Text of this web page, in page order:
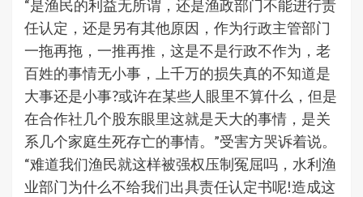
“是渔民的利益无所谓，还是渔政部门不能进行责
任认定，还是另有其他原因，作为行政主管部门
一拖再拖，一推再推，这是不是行政不作为，老
百姓的事情无小事，上千万的损失真的不知道是
大事还是小事?或许在某些人眼里不算什么，但是
在合作社几个股东眼里这就是天大的事情，是关
系几个家庭生死存亡的事情。”受害方哭诉着说。
“难道我们渔民就这样被强权压制冤屈吗，水利渔
业部门为什么不给我们出具责任认定书呢!造成这